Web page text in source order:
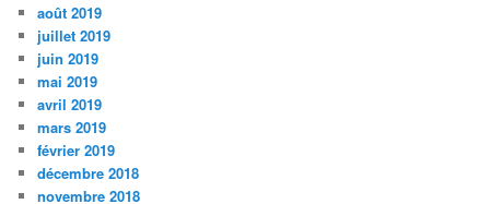
août 2019
juillet 2019
juin 2019
mai 2019
avril 2019
mars 2019
février 2019
décembre 2018
novembre 2018